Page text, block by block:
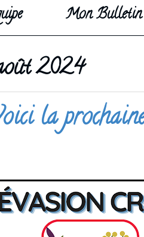
Mon
2024
la